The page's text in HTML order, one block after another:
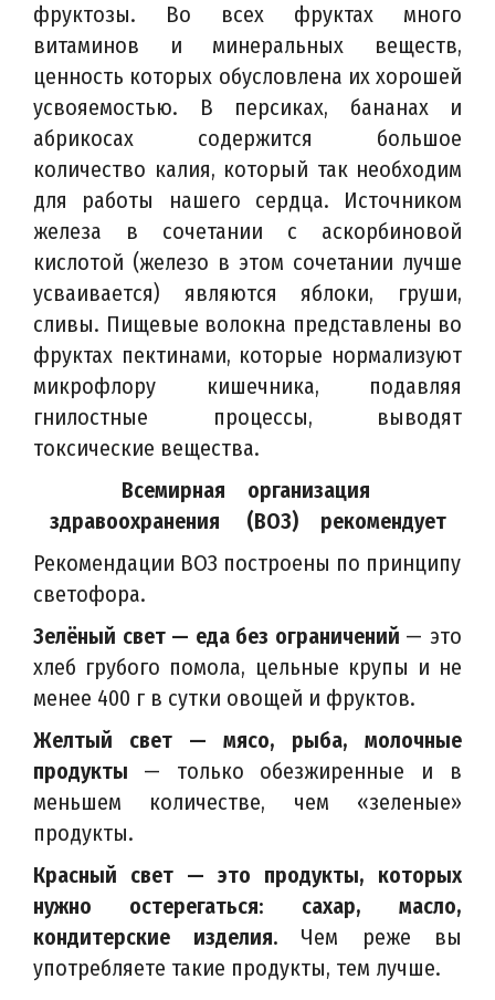
фруктозы. Во всех фруктах много
витаминов и минеральных веществ,
ценность которых обусловлена их хорошей
усвояемостью. В персиках, бананах и
абрикосах содержится большое
количество калия, который так необходим
для работы нашего сердца. Источником
железа в сочетании с аскорбиновой
кислотой (железо в этом сочетании лучше
усваивается) являются яблоки, груши,
сливы. Пищевые волокна представлены во
фруктах пектинами, которые нормализуют
микрофлору кишечника, подавляя
гнилостные процессы, выводят
токсические вещества.
Всемирная организация
здравоохранения (ВОЗ) рекомендует
Рекомендации ВОЗ построены по принципу
светофора.
Зелёный свет — еда без ограничений — это
хлеб грубого помола, цельные крупы и не
менее 400 г в сутки овощей и фруктов.
Желтый свет — мясо, рыба, молочные
продукты — только обезжиренные и в
меньшем количестве, чем «зеленые»
продукты.
Красный свет — это продукты, которых
нужно остерегаться: сахар, масло,
кондитерские изделия. Чем реже вы
употребляете такие продукты, тем лучше.